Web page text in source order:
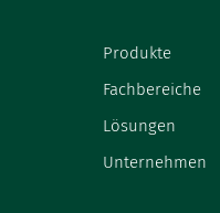
Produkte
Fachbereiche
Lösungen
Unternehmen